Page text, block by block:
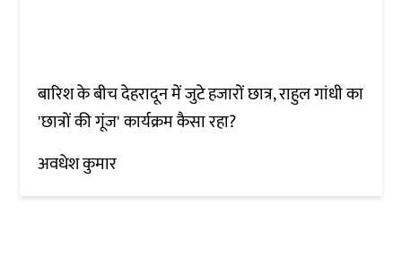
बारिश के बीच देहरादून में जुटे हजारों छात्र, राहुल गांधी का
'छात्रों की गूंज' कार्यक्रम कैसा रहा?
अवधेश कुमार